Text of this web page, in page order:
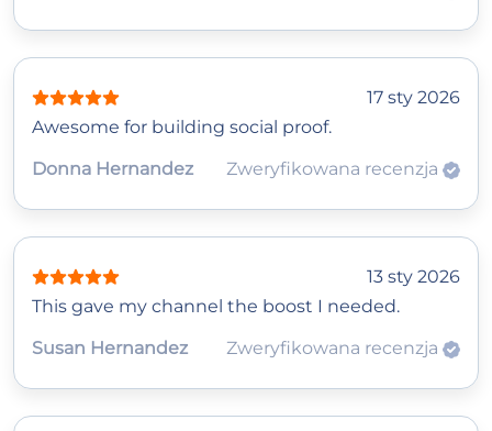
17 sty 2026
Awesome for building social proof.
Donna Hernandez
Zweryfikowana recenzja
13 sty 2026
This gave my channel the boost I needed.
Susan Hernandez
Zweryfikowana recenzja